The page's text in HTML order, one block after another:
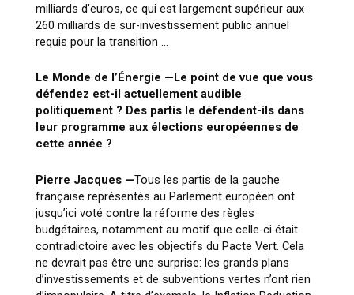
milliards d’euros, ce qui est largement supérieur aux
260 milliards de sur-investissement public annuel
requis pour la transition …
Le Monde de l’Énergie —Le point de vue que vous
défendez est-il actuellement audible
politiquement ? Des partis le défendent-ils dans
leur programme aux élections européennes de
cette année ?
Pierre Jacques —Tous les partis de la gauche
française représentés au Parlement européen ont
jusqu’ici voté contre la réforme des règles
budgétaires, notamment au motif que celle-ci était
contradictoire avec les objectifs du Pacte Vert. Cela
ne devrait pas être une surprise: les grands plans
d’investissements et de subventions vertes n’ont rien